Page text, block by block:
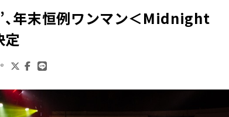
、年末恒例ワンマン＜Midnight
定